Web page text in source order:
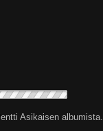
Asikaisen albumista.